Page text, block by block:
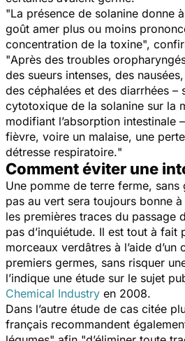
"La présence de solanine donne
goût amer plus ou moins
concentration de la toxine",
"Après des troubles
des sueurs intenses, des
des céphalées et des diarrhées –
cytotoxique de la solanine sur la
modifiant l’absorption intestinale
fièvre, voire un malaise, une
détresse respiratoire."
Comment éviter une
Une pomme de terre ferme, sans
pas au vert sera toujours bonne
les premières traces du passage
pas d’inquiétude. Il est tout à fait
morceaux verdâtres à l’aide
premiers germes, sans risquer
l’indique une étude sur le sujet
Chemical Industry en 2008.
Dans l’autre étude de cas citée
français recommandent